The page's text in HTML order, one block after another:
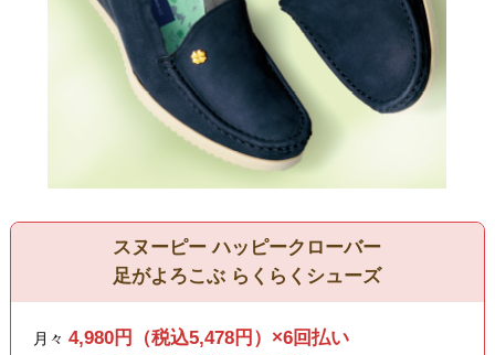
スヌーピー ハッピークローバー
足がよろこぶ らくらくシューズ
月々 4,980円（税込5,478円）×6回払い